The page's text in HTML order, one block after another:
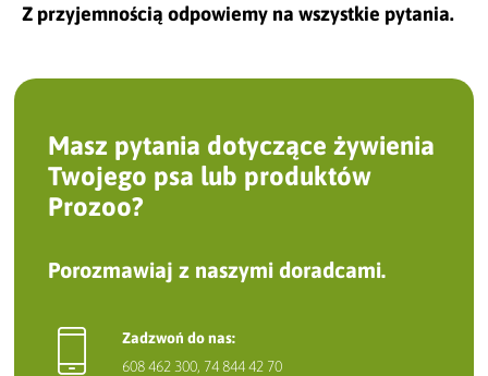
Z przyjemnością odpowiemy na wszystkie pytania.
Masz pytania dotyczące żywienia
Twojego psa lub produktów
Prozoo?
Porozmawiaj z naszymi doradcami.
Zadzwoń do nas:
608 462 300, 74 844 42 70